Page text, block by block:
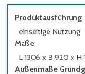
60 mm in
Produktausführung
einseitige Nutzung
Maße
L 1306 x B 920 x H
Außenmaße